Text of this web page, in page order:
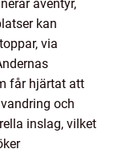
äventyr,
kan
via
får hjärtat att
och
inslag, vilket